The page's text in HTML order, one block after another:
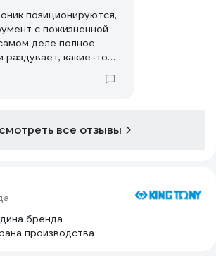
позиционируются,
с пожизненной
деле полное
раздувает, какие-то
он однозначно не
все отзывы
бренда
производства